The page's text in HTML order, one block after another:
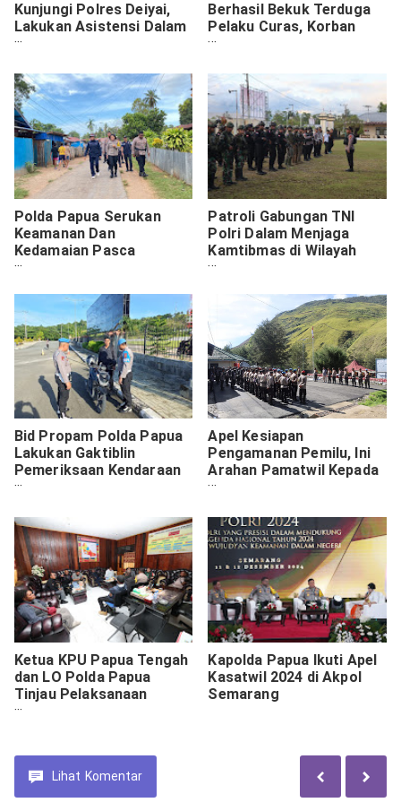
Kunjungi Polres Deiyai,
Lakukan Asistensi Dalam
Rangka Pengamanan
Berhasil Bekuk Terduga
Pelaku Curas, Korban
Pasutri
Polda Papua Serukan
Keamanan Dan
Kedamaian Pasca
Pemungutan Suara
Patroli Gabungan TNI
Polri Dalam Menjaga
Kamtibmas di Wilayah
Kabupaten Yahukimo
Bid Propam Polda Papua
Lakukan Gaktiblin
Pemeriksaan Kendaraan
Bermotor di Lingkungan
Apel Kesiapan
Pengamanan Pemilu, Ini
Arahan Pamatwil Kepada
Personil Polres Lanny
Ketua KPU Papua Tengah
dan LO Polda Papua
Tinjau Pelaksanaan
Pilkada di Paniai
Kapolda Papua Ikuti Apel
Kasatwil 2024 di Akpol
Semarang
Lihat Komentar